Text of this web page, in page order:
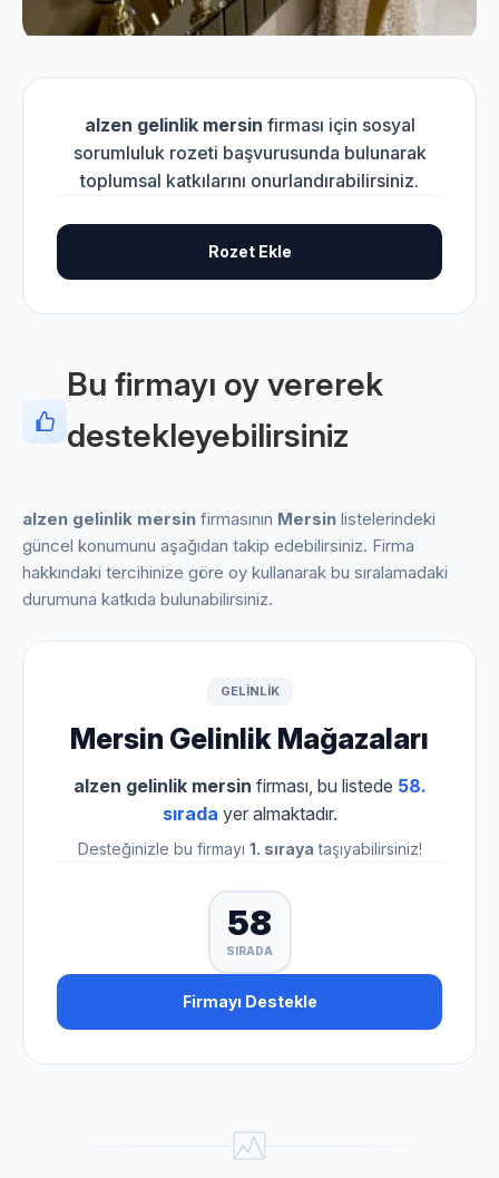
alzen gelinlik mersin firması için sosyal
sorumluluk rozeti başvurusunda bulunarak
toplumsal katkılarını onurlandırabilirsiniz.
Rozet Ekle
Bu firmayı oy vererek
destekleyebilirsiniz
alzen gelinlik mersin firmasının Mersin listelerindeki
güncel konumunu aşağıdan takip edebilirsiniz. Firma
hakkındaki tercihinize göre oy kullanarak bu sıralamadaki
durumuna katkıda bulunabilirsiniz.
GELINLIK
Mersin Gelinlik Mağazaları
alzen gelinlik mersin firması, bu listede 58.
sırada yer almaktadır.
Desteğinizle bu firmayı 1. sıraya taşıyabilirsiniz!
58
SIRADA
Firmayı Destekle